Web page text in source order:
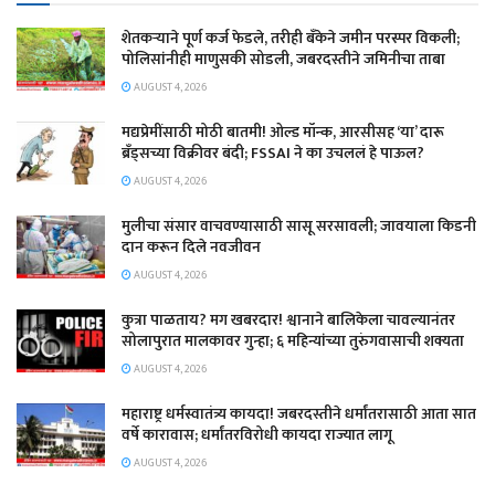
शेतकऱ्याने पूर्ण कर्ज फेडले, तरीही बँकेने जमीन परस्पर विकली;
पोलिसांनीही माणुसकी सोडली, जबरदस्तीने जमिनीचा ताबा
AUGUST 4, 2026
मद्यप्रेमींसाठी मोठी बातमी! ओल्ड मॉन्क, आरसीसह ‘या’ दारू
ब्रँड्सच्या विक्रीवर बंदी; FSSAI ने का उचललं हे पाऊल?
AUGUST 4, 2026
मुलीचा संसार वाचवण्यासाठी सासू सरसावली; जावयाला किडनी
दान करून दिले नवजीवन
AUGUST 4, 2026
कुत्रा पाळताय? मग खबरदार! श्वानाने बालिकेला चावल्यानंतर
सोलापुरात मालकावर गुन्हा; ६ महिन्यांच्या तुरुंगवासाची शक्यता
AUGUST 4, 2026
महाराष्ट्र धर्मस्वातंत्र्य कायदा! जबरदस्तीने धर्मांतरासाठी आता सात
वर्षे कारावास; धर्मांतरविरोधी कायदा राज्यात लागू
AUGUST 4, 2026